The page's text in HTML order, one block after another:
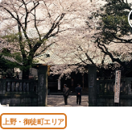
上野・御徒町エリア